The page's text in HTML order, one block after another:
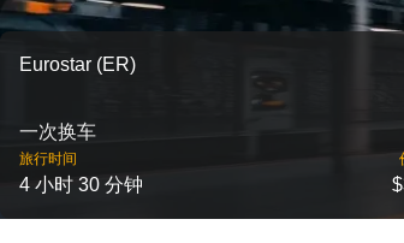
Eurostar (ER)
一次换车
旅行时间
4 小时 30 分钟